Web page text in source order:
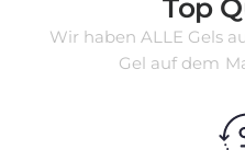
Top
Wir haben ALLE Gels
Gel auf dem